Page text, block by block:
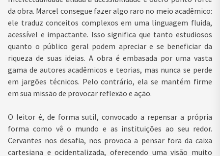
da obra. Marcel consegue fazer algo raro no meio acadêmico:
ele traduz conceitos complexos em uma linguagem fluida,
acessível e impactante. Isso significa que tanto estudiosos
quanto o público geral podem apreciar e se beneficiar da
riqueza de suas ideias. A obra é embasada por uma vasta
gama de autores acadêmicos e teorias, mas nunca se perde
em jargões técnicos. Pelo contrário, ela se mantém firme
em sua missão de provocar reflexão e ação.
O leitor é, de forma sutil, convocado a repensar a própria
forma como vê o mundo e as instituições ao seu redor.
Cervantes nos desafia, nos provoca a pensar fora da caixa
cartesiana e ocidentalizada, oferecendo uma visão muito